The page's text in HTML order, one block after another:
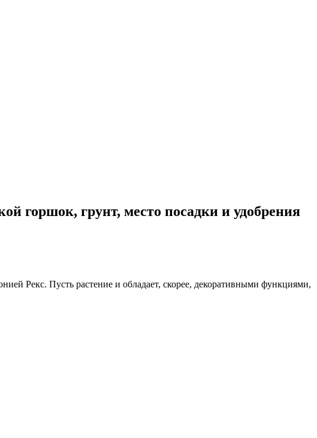
горшок, грунт, место посадки и удобрения
Рекс. Пусть растение и обладает, скорее, декоративными функциями,